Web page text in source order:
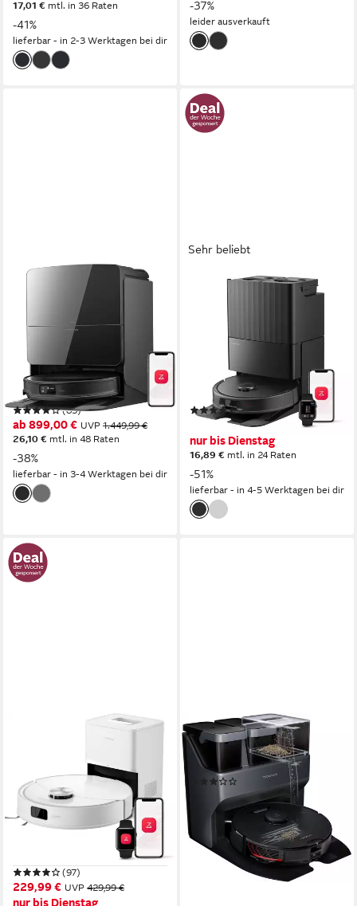
17,01 € mtl. in 36 Raten
-41%
lieferbar - in 2-3 Werktagen bei dir
-37%
leider ausverkauft
Saugroboter Saros 10R
(Upgrade von S8 MaxV
Ultra)22000 Pa mit
Wischfunktion
2,5 l Größe Staubbehälter
3D TOF Solid State LIDAR
Navigation
(83)
ab 899,00 € UVP 1.449,99 €
26,10 € mtl. in 48 Raten
-38%
lieferbar - in 3-4 Werktagen bei dir
Sehr beliebt
ROBOROCK
(Upgrade von Qrevo
Plus)Saugkraft Saugroboter
mit Wischfunktion
Größe Staubbehälter
PreciSense LiDAR-Navigation Navigation
(84)
339,99 € UVP689,99 €
nur bis Dienstag
16,89 € mtl. in 24 Raten
-51%
lieferbar - in 4-5 Werktagen bei dir
Saugroboter mit
Wischfunktion, 10.000 Pa
HyperForce Saugkraft
2,7 l Größe Staubbehälter
PreciSense LiDAR-Navigation
(97)
229,99 € UVP 429,99 €
nur bis Dienstag
ROBOROCK
Saugroboter S7 MaxV Ultra
Saugroboter Schwarz
1.599,00 € 1.999,00 €
46,42 €mtl. in 48 Raten
lieferbar - in 6-7 Werktagen bei dir